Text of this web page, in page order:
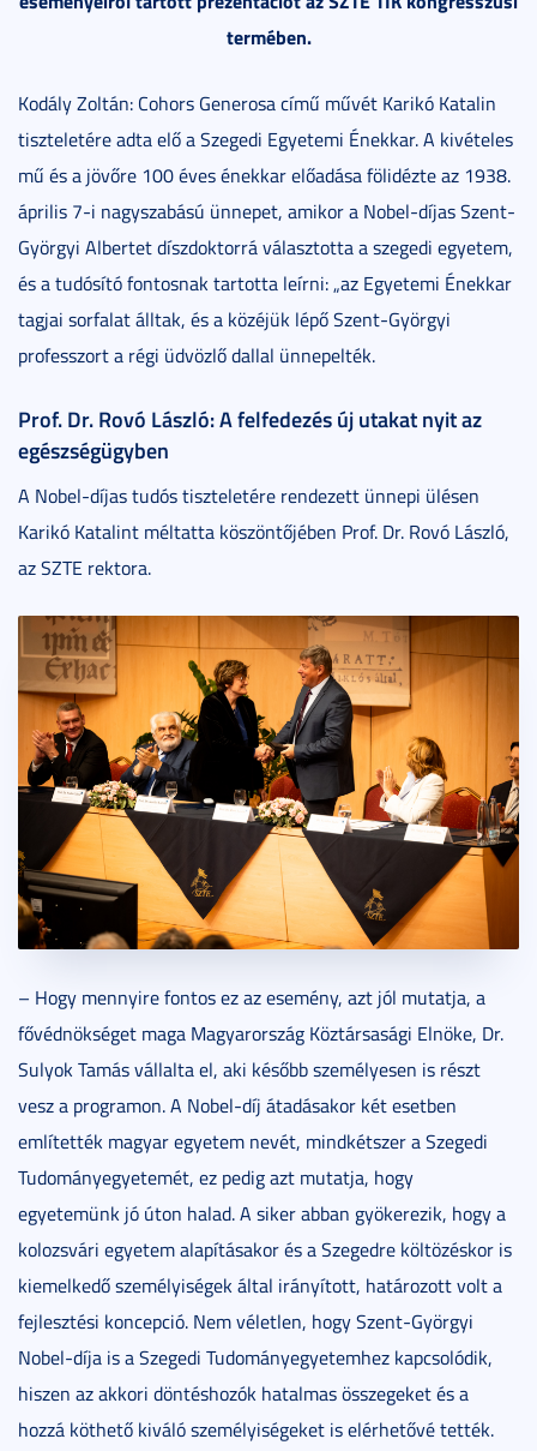
termében.
Kodály Zoltán: Cohors Generosa című művét Karikó Katalin
tiszteletére adta elő a Szegedi Egyetemi Énekkar. A kivételes
mű és a jövőre 100 éves énekkar előadása fölidézte az 1938.
április 7-i nagyszabású ünnepet, amikor a Nobel-díjas Szent-
Györgyi Albertet díszdoktorrá választotta a szegedi egyetem,
és a tudósító fontosnak tartotta leírni: „az Egyetemi Énekkar
tagjai sorfalat álltak, és a közéjük lépő Szent-Györgyi
professzort a régi üdvözlő dallal ünnepelték.
Prof. Dr. Rovó László: A felfedezés új utakat nyit az
egészségügyben
A Nobel-díjas tudós tiszteletére rendezett ünnepi ülésen
Karikó Katalint méltatta köszöntőjében Prof. Dr. Rovó László,
az SZTE rektora.
– Hogy mennyire fontos ez az esemény, azt jól mutatja, a
fővédnökséget maga Magyarország Köztársasági Elnöke, Dr.
Sulyok Tamás vállalta el, aki később személyesen is részt
vesz a programon. A Nobel-díj átadásakor két esetben
említették magyar egyetem nevét, mindkétszer a Szegedi
Tudományegyetemét, ez pedig azt mutatja, hogy
egyetemünk jó úton halad. A siker abban gyökerezik, hogy a
kolozsvári egyetem alapításakor és a Szegedre költözéskor is
kiemelkedő személyiségek által irányított, határozott volt a
fejlesztési koncepció. Nem véletlen, hogy Szent-Györgyi
Nobel-díja is a Szegedi Tudományegyetemhez kapcsolódik,
hiszen az akkori döntéshozók hatalmas összegeket és a
hozzá köthető kiváló személyiségeket is elérhetővé tették.